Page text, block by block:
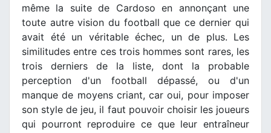
même la suite de Cardoso en annonçant une
toute autre vision du football que ce dernier qui
avait été un véritable échec, un de plus. Les
similitudes entre ces trois hommes sont rares, les
trois derniers de la liste, dont la probable
perception d'un football dépassé, ou d'un
manque de moyens criant, car oui, pour imposer
son style de jeu, il faut pouvoir choisir les joueurs
qui pourront reproduire ce que leur entraîneur